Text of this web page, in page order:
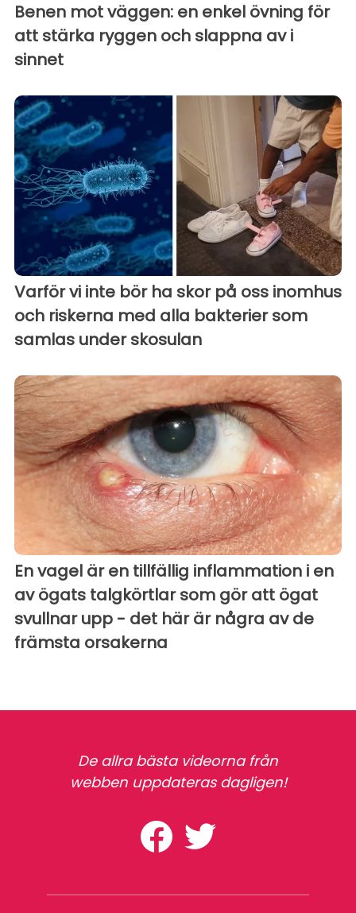
Benen mot väggen: en enkel övning för
att stärka ryggen och slappna av i
sinnet
Varför vi inte bör ha skor på oss inomhus
och riskerna med alla bakterier som
samlas under skosulan
En vagel är en tillfällig inflammation i en
av ögats talgkörtlar som gör att ögat
svullnar upp - det här är några av de
främsta orsakerna
De allra bästa videorna från
webben uppdateras dagligen!